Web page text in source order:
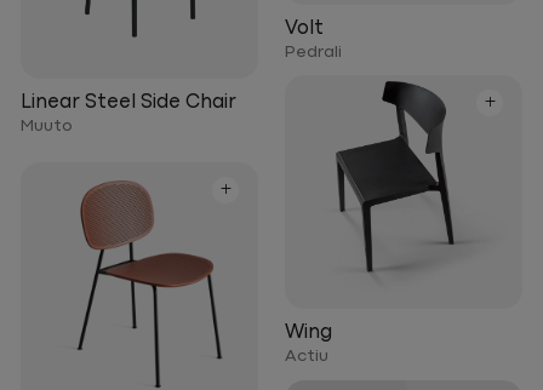
Volt
Pedrali
Linear Steel Side Chair
Muuto
+
Wing
Actiu
+